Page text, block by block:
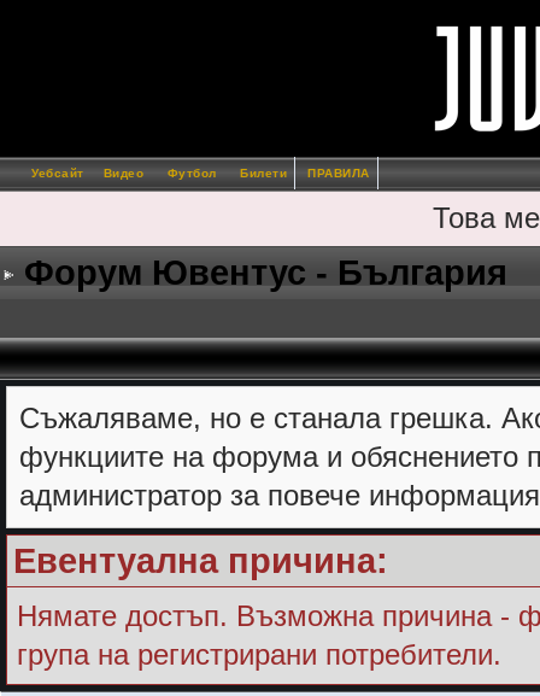
Уебсайт Видео Футбол Билети ПРАВИЛА
Това
Форум Ювентус - България
Съжалявамe, но е станала грешка.
функциите на форума и обяснението
администратор за повече
Евентуална причина:
Нямате достъп. Възможна причина -
група на регистрирани потребители.